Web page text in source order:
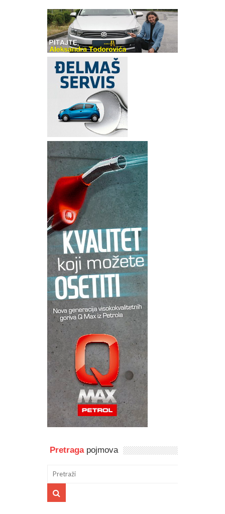
Pretragapojmova